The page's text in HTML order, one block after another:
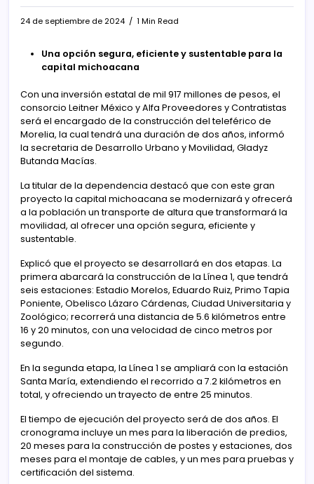
24 de septiembre de 2024 1 Min Read
Una opción segura, eficiente y sustentable para la
capital michoacana
Con una inversión estatal de mil 917 millones de pesos, el
consorcio Leitner México y Alfa Proveedores y Contratistas
será el encargado de la construcción del teleférico de
Morelia, la cual tendrá una duración de dos años, informó
la secretaria de Desarrollo Urbano y Movilidad, Gladyz
Butanda Macías.
La titular de la dependencia destacó que con este gran
proyecto la capital michoacana se modernizará y ofrecerá
a la población un transporte de altura que transformará la
movilidad, al ofrecer una opción segura, eficiente y
sustentable.
Explicó que el proyecto se desarrollará en dos etapas. La
primera abarcará la construcción de la Línea 1, que tendrá
seis estaciones: Estadio Morelos, Eduardo Ruiz, Primo Tapia
Poniente, Obelisco Lázaro Cárdenas, Ciudad Universitaria y
Zoológico; recorrerá una distancia de 5.6 kilómetros entre
16 y 20 minutos, con una velocidad de cinco metros por
segundo.
En la segunda etapa, la Línea 1 se ampliará con la estación
Santa María, extendiendo el recorrido a 7.2 kilómetros en
total, y ofreciendo un trayecto de entre 25 minutos.
El tiempo de ejecución del proyecto será de dos años. El
cronograma incluye un mes para la liberación de predios,
20 meses para la construcción de postes y estaciones, dos
meses para el montaje de cables, y un mes para pruebas y
certificación del sistema.